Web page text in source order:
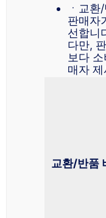
ㆍ교
판매자
선합니
다만,
보다
매자
교환/반품